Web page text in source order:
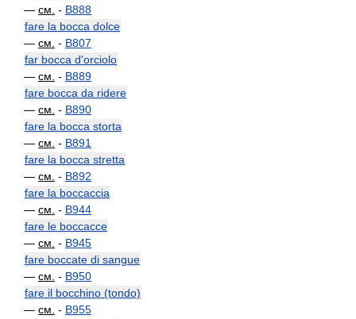
— см. - B888
fare la bocca dolce
— см. - B807
far bocca d'orciolo
— см. - B889
fare bocca da ridere
— см. - B890
fare la bocca storta
— см. - B891
fare la bocca stretta
— см. - B892
fare la boccaccia
— см. - B944
fare le boccacce
— см. - B945
fare boccate di sangue
— см. - B950
fare il bocchino (tondo)
— см. - B955